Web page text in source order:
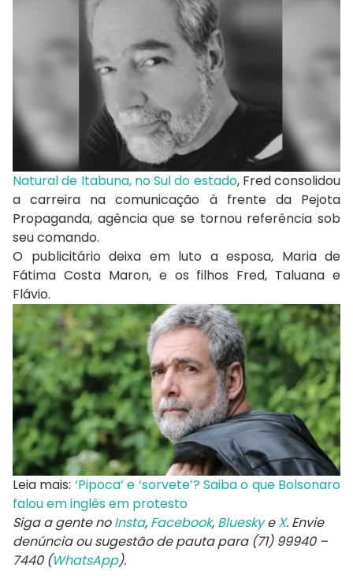
Natural de Itabuna, no Sul do estado, Fred consolidou
a carreira na comunicação à frente da Pejota
Propaganda, agência que se tornou referência sob
seu comando.
O publicitário deixa em luto a esposa, Maria de
Fátima Costa Maron, e os filhos Fred, Taluana e
Flávio.
Leia mais: ‘Pipoca’ e ‘sorvete’? Saiba o que Bolsonaro
falou em inglês em protesto
Siga a gente noInsta, Facebook, BlueskyeX. Envie
denúncia ou sugestão de pauta para (71) 99940 –
7440 (WhatsApp).